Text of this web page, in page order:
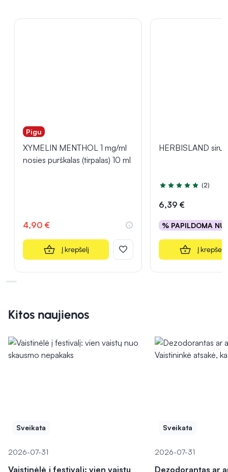
Pigu
XYMELIN MENTHOL 1 mg/ml
nosies purškalas (tirpalas) 10 ml
4,90 €
Į krepšelį
HERBISLAND
Įvertinimas 5.0 iš 5
(2)
6,39 €
% PAPILDOMA
Į krepšelį
Kitos naujienos
Sveikata
2026-07-31
Vaistinėlė į festivalį: vien vaistų
Sveikata
2026-07-31
Dezodorantas ar